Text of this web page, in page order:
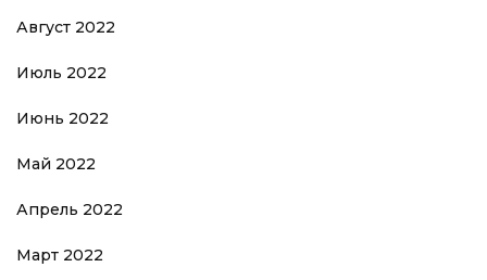
Август 2022
Июль 2022
Июнь 2022
Май 2022
Апрель 2022
Март 2022